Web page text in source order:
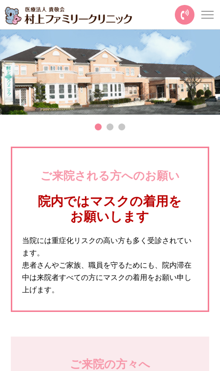
ご来院される方へのお願い
院内ではマスクの着用を
お願いします
当院には重症化リスクの高い方も多く受診されてい
ます。
患者さんやご家族、職員を守るためにも、院内滞在
中は来院者すべての方にマスクの着用をお願い申し
上げます。
ご来院の方々へ